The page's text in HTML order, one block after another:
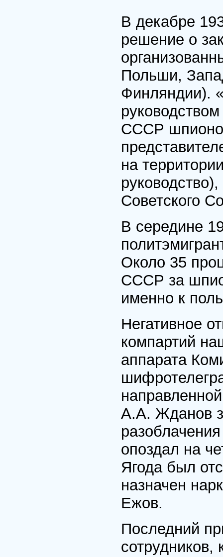
В декабре
решение о
Польши,
Финляндии).
СССР
на
Советского
В середине
Около 35
СССР за
именно к
Негативное
компартий
аппарата
А.А. Жданов
опоздал на
Ягода был
назначен
Ежов.
Последний